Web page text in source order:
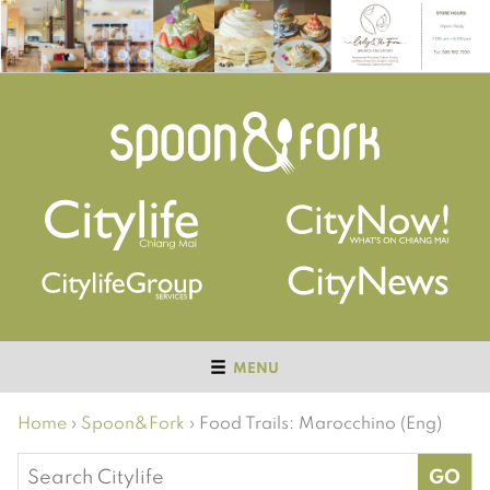
MENU
Home › Spoon&Fork › Food Trails: Marocchino (Eng)
Search